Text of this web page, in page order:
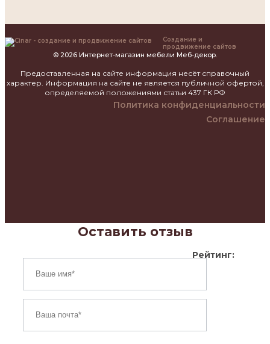
Создание и
продвижение сайтов
© 2026 Интернет-магазин мебели Меб-декор.
Предоставленная на сайте информация несёт справочный
характер. Информация на сайте не является публичной офертой,
определяемой положениями статьи 437 ГК РФ
Политика конфиденциальности
Соглашение
Оставить отзыв
Рейтинг: